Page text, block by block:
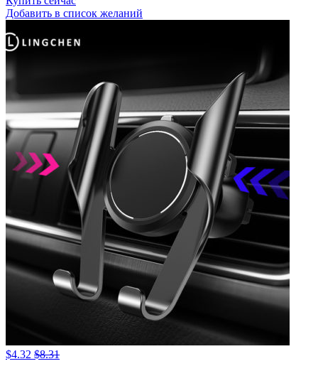
Добавить в список желаний
$4.32 $8.31